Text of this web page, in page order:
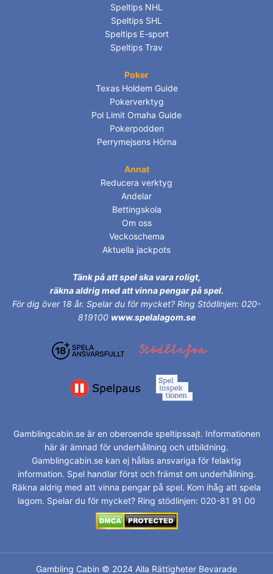
Speltips NHL
Speltips SHL
Speltips E-sport
Speltips Trav
Poker
Texas Holdem Guide
Pokerverktyg
Pol Limit Omaha Guide
Pokerpodden
Perrymejsens Hörna
Annat
Reducera verktyg
Andelar
Bettingskola
Om oss
Veckoschema
Aktuella jackpots
Tänk på att spel ska vara roligt,
räkna aldrig med att vinna pengar på spel.
För dig över 18 år. Spelar du för mycket? Ring Stödlinjen: 020-
819100 www.spelalagom.se
Gamblingcabin.se är en oberoende speltipssajt. Informationen
här är ämnad för underhållning och utbildning.
Gamblingcabin.se kan ej hållas ansvariga för felaktig
information. Spel handlar först och främst om underhållning.
Räkna aldrig med att vinna pengar på spel. Kom ihåg att spela
lagom. Spelar du för mycket? Ring stödlinjen: 020-81 91 00
Gambling Cabin © 2024 Alla Rättigheter Bevarade